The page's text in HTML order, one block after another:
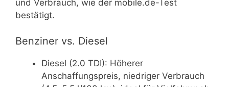
und Verbrauch, wie der mobile.de-Test
bestätigt.
Benziner vs. Diesel
Diesel (2.0 TDI): Höherer
Anschaffungspreis, niedriger Verbrauch